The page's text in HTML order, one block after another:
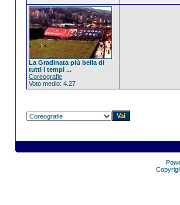
La Gradinata più bella di
tutti i tempi ...
Coreografie
Voto medio: 4.27